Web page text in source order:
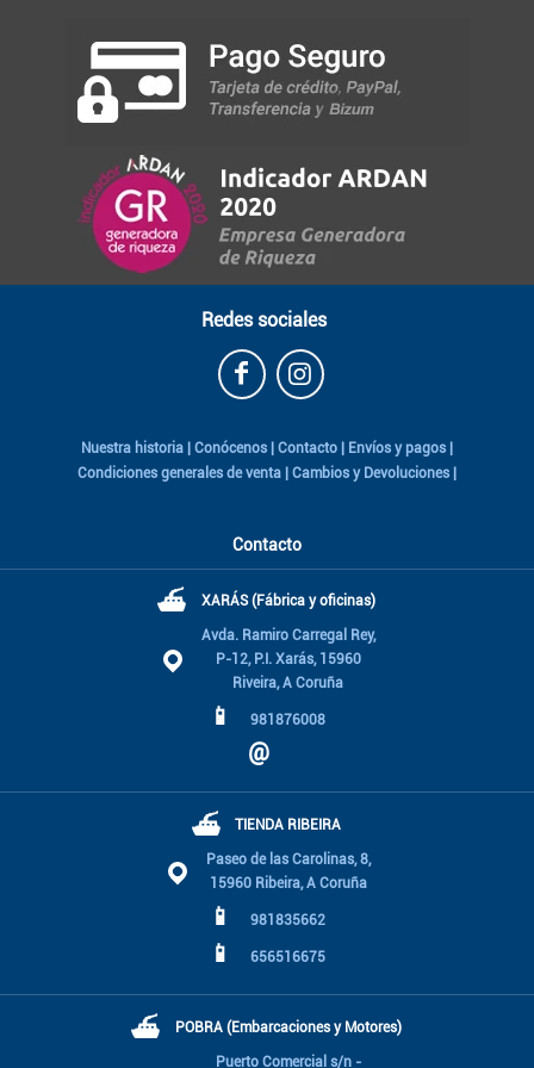
Redes sociales
Nuestra historia | Conócenos | Contacto | Envíos y pagos |
Condiciones generales de venta | Cambios y Devoluciones |
Contacto
⛴ XARÁS (Fábrica y oficinas)
Avda. Ramiro Carregal Rey,
P-12, P.I. Xarás, 15960
Riveira, A Coruña
📱 981876008
@
⛴ TIENDA RIBEIRA
Paseo de las Carolinas, 8,
15960 Ribeira, A Coruña
📱 981835662
📱 656516675
⛴ POBRA (Embarcaciones y Motores)
Puerto Comercial s/n -